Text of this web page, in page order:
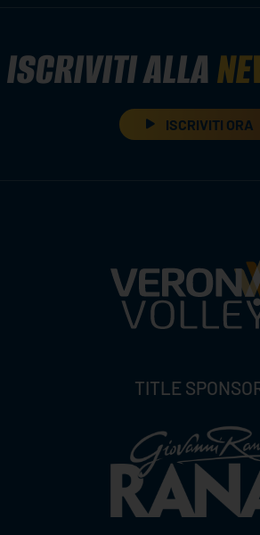
ISCRIVITI ALLA
ISCRIVITI ORA
TITLE